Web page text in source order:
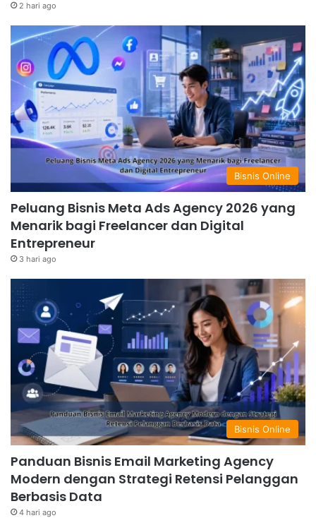
2 hari ago
Bisnis Online
Peluang Bisnis Meta Ads Agency 2026 yang
Menarik bagi Freelancer dan Digital
Entrepreneur
3 hari ago
Bisnis Online
Panduan Bisnis Email Marketing Agency
Modern dengan Strategi Retensi Pelanggan
Berbasis Data
4 hari ago